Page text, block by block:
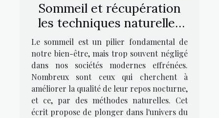
Sommeil et récupération
les techniques naturelles
pour améliorer la qualité
du repos nocturne
Le sommeil est un pilier fondamental de
notre bien-être, mais trop souvent négligé
dans nos sociétés modernes effrénées.
Nombreux sont ceux qui cherchent à
améliorer la qualité de leur repos nocturne,
et ce, par des méthodes naturelles. Cet
écrit propose de plonger dans l'univers du